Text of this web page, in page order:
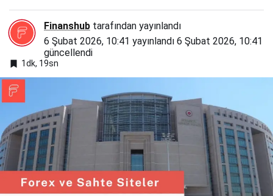
Finanshub tarafından yayınlandı
6 Şubat 2026, 10:41 yayınlandı 6 Şubat 2026, 10:41
güncellendi
1dk, 19sn